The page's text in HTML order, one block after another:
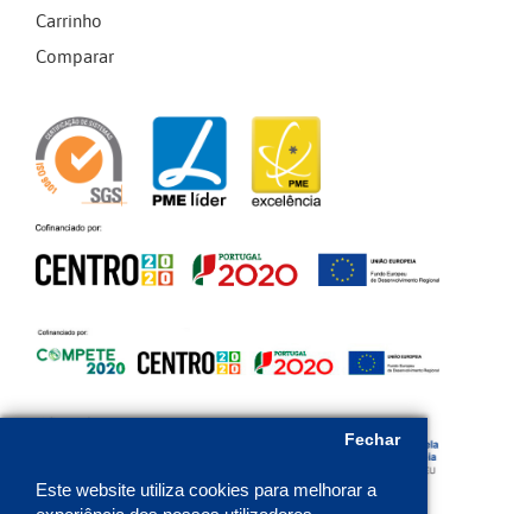
Este website utiliza cookies para melhorar a
Fechar
Carrinho
Comparar